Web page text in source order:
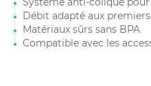
Débit adapté aux
Matériaux sûrs sans BPA
Compatible avec les